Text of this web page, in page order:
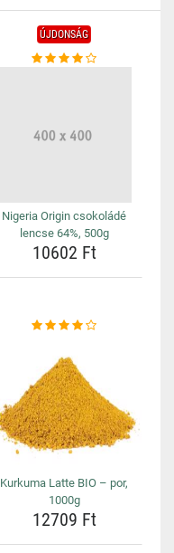
ÚJDONSÁG
Nigeria Origin csokoládé
lencse 64%, 500g
10602 Ft
Kurkuma Latte BIO – por,
1000g
12709 Ft